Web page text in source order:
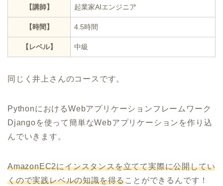
【講師】 起業家AIエンジニア
【時間】 4.5時間
【レベル】 中級
同じく井上さんのコースです。
PythonにおけるWebアプリケーションフレームワーク
Djangoを使って簡単なWebアプリケーションを作り込
んでいきます。
AmazonEC2にインスタンスを立てて実際に公開してい
くので実践レベルの知識を得ることができるんです！